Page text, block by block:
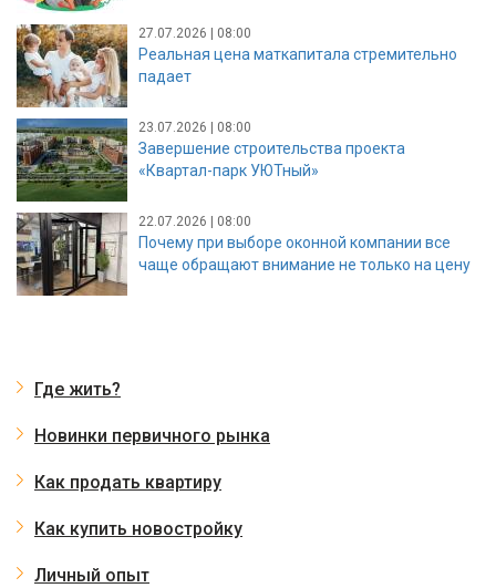
27.07.2026 | 08:00
Реальная цена маткапитала стремительно
падает
23.07.2026 | 08:00
Завершение строительства проекта
«Квартал-парк УЮТный»
22.07.2026 | 08:00
Почему при выборе оконной компании все
чаще обращают внимание не только на цену
Где жить?
Новинки первичного рынка
Как продать квартиру
Как купить новостройку
Личный опыт